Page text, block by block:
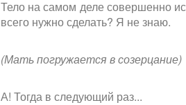
Тело на самом деле совершенно
всего нужно сделать? Я не знаю.
(Мать погружается в созерцание)
А! Тогда в следующий раз...